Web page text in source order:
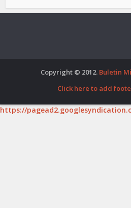
Copyright © 2012. Buletin
Click here to add
https://